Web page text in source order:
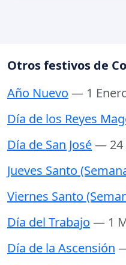
Otros festivos de
Año Nuevo — 1
Día de los Reyes
Día de San José— 24
Jueves Santo
Viernes Santo
Día del Trabajo — 1
Día de la Ascensión